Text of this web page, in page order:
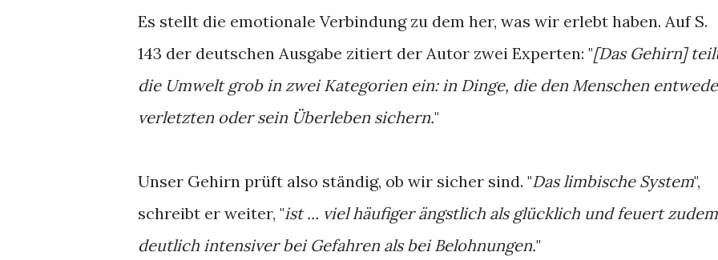
Es stellt die emotionale Verbindung zu dem her, was wir erlebt haben. Auf S.
143 der deutschen Ausgabe zitiert der Autor zwei Experten: "[Das Gehirn]
die Umwelt grob in zwei Kategorien ein: in Dinge, die den Menschen
verletzten oder sein Überleben sichern."
Unser Gehirn prüft also ständig, ob wir sicher sind. "Das limbische System",
schreibt er weiter, "ist ... viel häufiger ängstlich als glücklich und feuert zudem
deutlich intensiver bei Gefahren als bei Belohnungen."